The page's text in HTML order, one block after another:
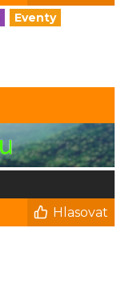
Eventy
Hlasovat